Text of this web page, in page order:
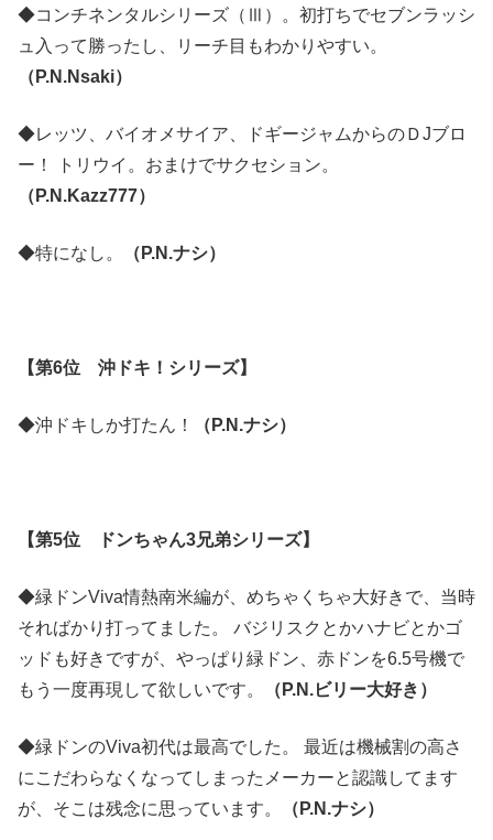
◆コンチネンタルシリーズ（Ⅲ）。初打ちでセブンラッシ
ュ入って勝ったし、リーチ目もわかりやすい。
（P.N.Nsaki）
◆レッツ、バイオメサイア、ドギージャムからのＤJブロ
ー！ トリウイ。おまけでサクセション。
（P.N.Kazz777）
◆特になし。 （P.N.ナシ）
【第6位 沖ドキ！シリーズ】
◆沖ドキしか打たん！ （P.N.ナシ）
【第5位 ドンちゃん3兄弟シリーズ】
◆緑ドンViva情熱南米編が、めちゃくちゃ大好きで、当時
そればかり打ってました。 バジリスクとかハナビとかゴ
ッドも好きですが、やっぱり緑ドン、赤ドンを6.5号機で
もう一度再現して欲しいです。
（P.N.ビリー大好き）
◆緑ドンのViva初代は最高でした。 最近は機械割の高さ
にこだわらなくなってしまったメーカーと認識してます
が、そこは残念に思っています。
（P.N.ナシ）